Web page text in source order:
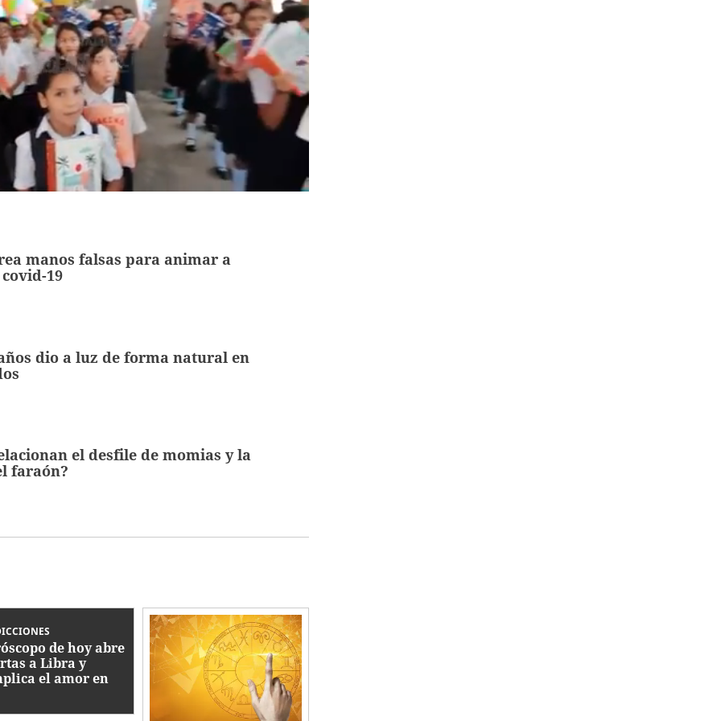
manos falsas para animar a
19
dio a luz de forma natural en
el desfile de momias y la
faraón?
de hoy abre
a Libra y
el amor en